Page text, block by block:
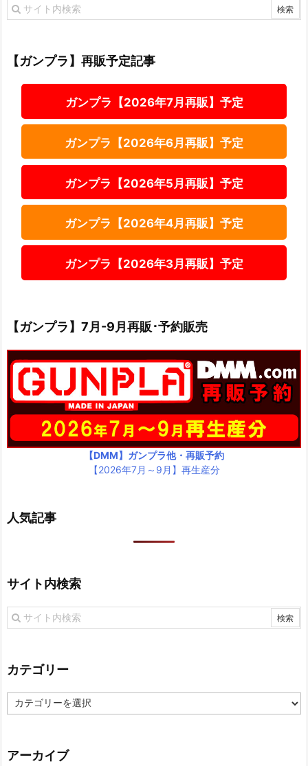
【ガンプラ】再販予定記事
ガンプラ【2026年7月再販】予定
ガンプラ【2026年6月再販】予定
ガンプラ【2026年5月再販】予定
ガンプラ【2026年4月再販】予定
ガンプラ【2026年3月再販】予定
【ガンプラ】7月-9月再販･予約販売
【DMM】ガンプラ他・再販予約
【2026年7月～9月】再生産分
人気記事
サイト内検索
カテゴリー
カ
テ
ー
アーカイブ